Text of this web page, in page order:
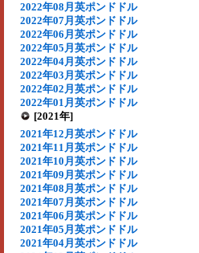
2022年08月英ポンドドル
2022年07月英ポンドドル
2022年06月英ポンドドル
2022年05月英ポンドドル
2022年04月英ポンドドル
2022年03月英ポンドドル
2022年02月英ポンドドル
2022年01月英ポンドドル
[2021年]
2021年12月英ポンドドル
2021年11月英ポンドドル
2021年10月英ポンドドル
2021年09月英ポンドドル
2021年08月英ポンドドル
2021年07月英ポンドドル
2021年06月英ポンドドル
2021年05月英ポンドドル
2021年04月英ポンドドル